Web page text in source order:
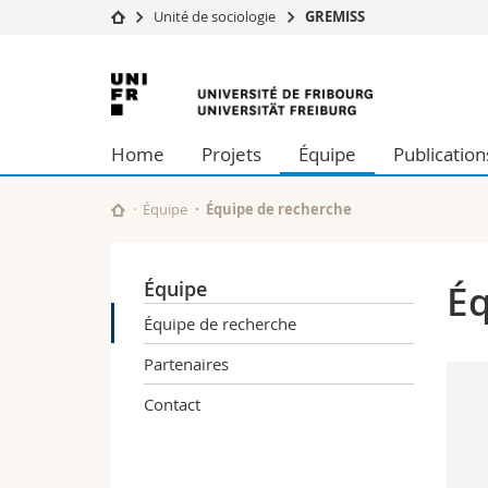
Université
Recherche
Université
Formation continue
Sciences
Lettres et
Unité de sociologie GREMISS
Université
de
Fribourg
Home Projets Équipe
Équipe Équipe de recherche
Équipe
Équipe de recherche
Partenaires
Contact